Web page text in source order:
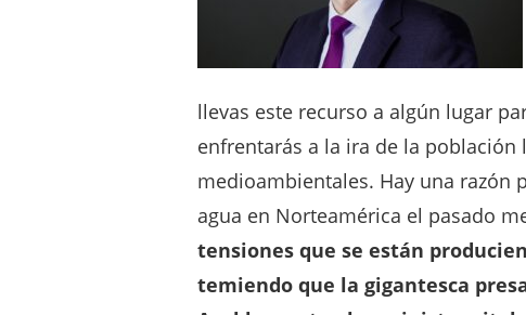
llevas este recurso a algún lugar
enfrentarás a la ira de la población
medioambientales. Hay una razón
agua en Norteamérica el pasado
tensiones que se están
temiendo que la gigantesca